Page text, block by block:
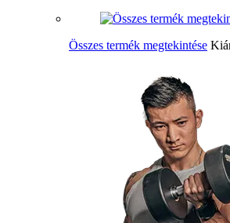
Összes termék megtekintése